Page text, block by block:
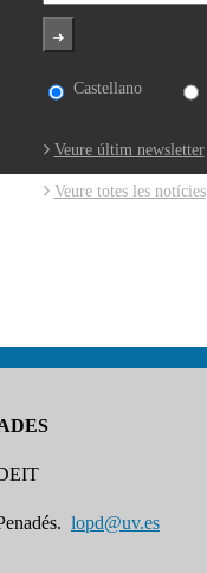
Castellano
Veure últim newsletter
Veure totes les notícies
lopd@uv.es